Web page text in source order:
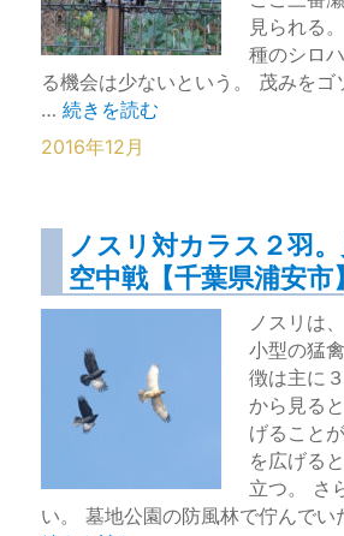
見られる
種のシロ
る機会は少ないという。 茂みをゴ
…“橙色鮮やかなお腹のアカハラ【
続きを読む
2016年12月
ノスリ対カラス２羽
空中戦【千葉県浦安市】
ノスリは
小型の猛
徴は主に
から見る
げること
を広げる
立つ。 さ
い。 墓地公園の防風林で佇んで